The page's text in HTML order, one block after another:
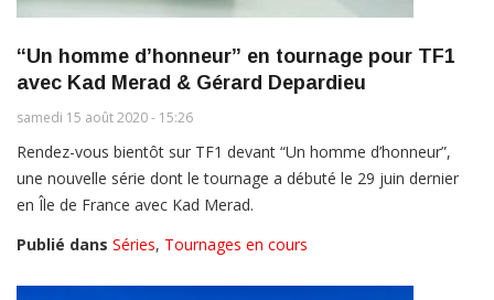
“Un homme d’honneur” en tournage pour TF1
avec Kad Merad & Gérard Depardieu
samedi 15 août 2020 - 15:26
Rendez-vous bientôt sur TF1 devant “Un homme d’honneur”,
une nouvelle série dont le tournage a débuté le 29 juin dernier
en Île de France avec Kad Merad.
Publié dans Séries, Tournages en cours